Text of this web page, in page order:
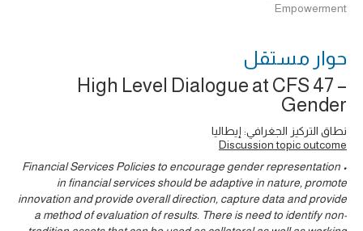
Empowerment
حوار ‎مستقل
High Level Dialogue at CFS 47 –
Gender
نطاق التركيز الجغرافي: إيطاليا
Discussion topic outcome
• Financial Services Policies to encourage gender representation
in financial services should be adaptive in nature, promote
innovation and provide overall direction, capture data and provide
a method of evaluation of results. There is need to identify non-